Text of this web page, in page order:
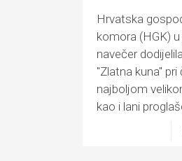
Hrvatska
komora (HGK)
navečer
"Zlatna kuna" pri
najboljom
kao i lani